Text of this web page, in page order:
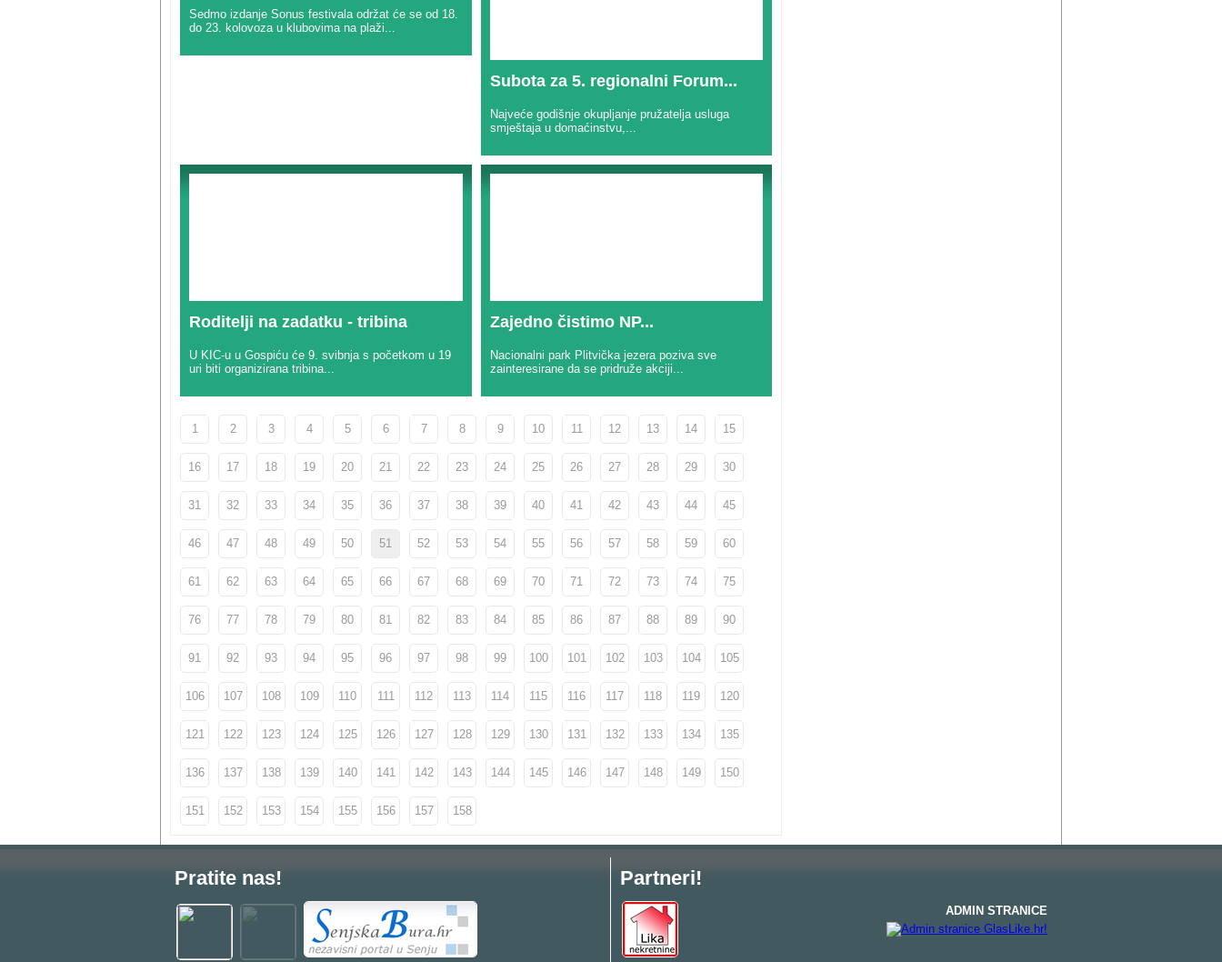
Sedmo izdanje Sonus festivala održat će se od 18.
do 23. kolovoza u klubovima na plaži...
Subota za 5. regionalni Forum...
Najveće godišnje okupljanje pružatelja usluga
smještaja u domaćinstvu,...
Roditelji na zadatku - tribina
U KIC-u u Gospiću će 9. svibnja s početkom u 19
uri biti organizirana tribina...
Zajedno čistimo NP...
Nacionalni park Plitvička jezera poziva sve
zainteresirane da se pridruže akciji...
1 2 3 4 5 6 7 8 9 10 11 12 13 14 15
16 17 18 19 20 21 22 23 24 25 26 27 28 29 30
31 32 33 34 35 36 37 38 39 40 41 42 43 44 45
46 47 48 49 50 51 52 53 54 55 56 57 58 59 60
61 62 63 64 65 66 67 68 69 70 71 72 73 74 75
76 77 78 79 80 81 82 83 84 85 86 87 88 89 90
91 92 93 94 95 96 97 98 99 100 101 102 103 104 105
106 107 108 109 110 111 112 113 114 115 116 117 118 119 120
121 122 123 124 125 126 127 128 129 130 131 132 133 134 135
136 137 138 139 140 141 142 143 144 145 146 147 148 149 150
151 152 153 154 155 156 157 158
Pratite nas! Partneri!
ADMIN STRANICE